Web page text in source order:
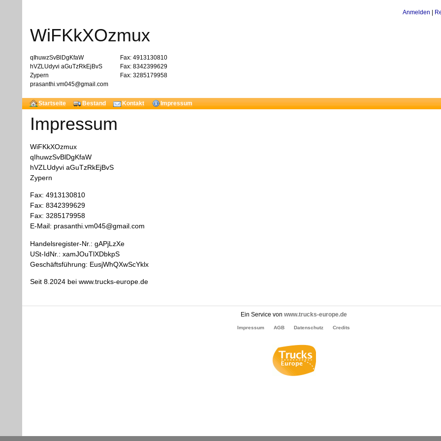
Anmelden
WiFKkXOzmux
qIhuwzSvBlDgKfaW
hVZLUdyvi aGuTzRkEjBvS
Zypern
prasanthi.vm045@gmail.com
Fax: 4913130810
Fax: 8342399629
Fax: 3285179958
Startseite Bestand Kontakt Impressum
Impressum
WiFKkXOzmux
qIhuwzSvBlDgKfaW
hVZLUdyvi aGuTzRkEjBvS
Zypern
Fax: 4913130810
Fax: 8342399629
Fax: 3285179958
E-Mail: prasanthi.vm045@gmail.com
Handelsregister-Nr.: gAPjLzXe
USt-IdNr.: xamJOuTlXDbkpS
Geschäftsführung: EusjWhQXwScYklx
Seit 8.2024 bei www.trucks-europe.de
Ein Service von www.trucks-europe.de
Impressum AGB Datenschutz Credits